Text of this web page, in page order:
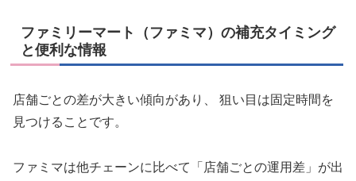
ファミリーマート（ファミマ）の補充タイミング
と便利な情報
店舗ごとの差が大きい傾向があり、 狙い目は固定時間を
見つけることです。
ファミマは他チェーンに比べて「店舗ごとの運用差」が出